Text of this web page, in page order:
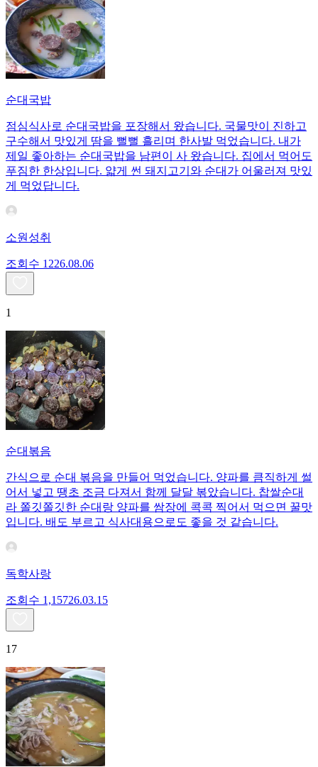
순대국밥
점심식사로 순대국밥을 포장해서 왔습니다. 국물맛이 진하고
구수해서 맛있게 땀을 뻘뻘 흘리며 한사발 먹었습니다. 내가
제일 좋아하는 순대국밥을 남편이 사 왔습니다. 집에서 먹어도
푸짐한 한상입니다. 얇게 썬 돼지고기와 순대가 어울러져 맛있
게 먹었답니다.
소원성취
조회수 1226.08.06
1
순대볶음
간식으로 순대 볶음을 만들어 먹었습니다. 양파를 큼직하게 썰
어서 넣고 땡초 조금 다져서 함께 달달 볶았습니다. 찹쌀순대
라 쫄깃쫄깃한 순대랑 양파를 쌈장에 콕콕 찍어서 먹으면 꿀맛
입니다. 배도 부르고 식사대용으로도 좋을 것 같습니다.
독학사랑
조회수 1,15726.03.15
17